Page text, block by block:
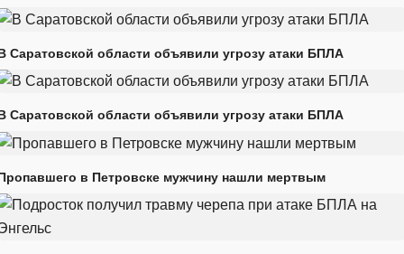
Саратовской области объявили угрозу атаки БПЛА
Саратовской области объявили угрозу атаки БПЛА
в Петровске мужчину нашли мертвым